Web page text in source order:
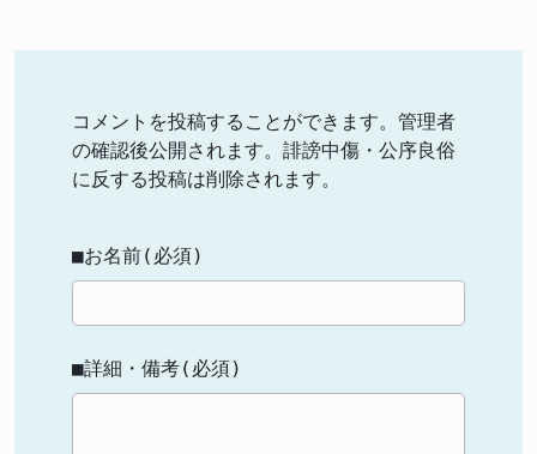
コメントを投稿することができます。管理者
の確認後公開されます。誹謗中傷・公序良俗
に反する投稿は削除されます。
■お名前(必須)
■詳細・備考(必須)